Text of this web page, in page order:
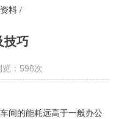
料 /
技巧
览：598次
间的能耗远高于一般办公